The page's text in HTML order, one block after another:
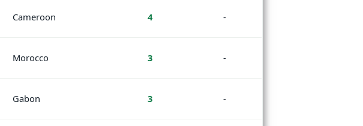
Cameroon 4 -
Morocco 3 -
Gabon 3 -